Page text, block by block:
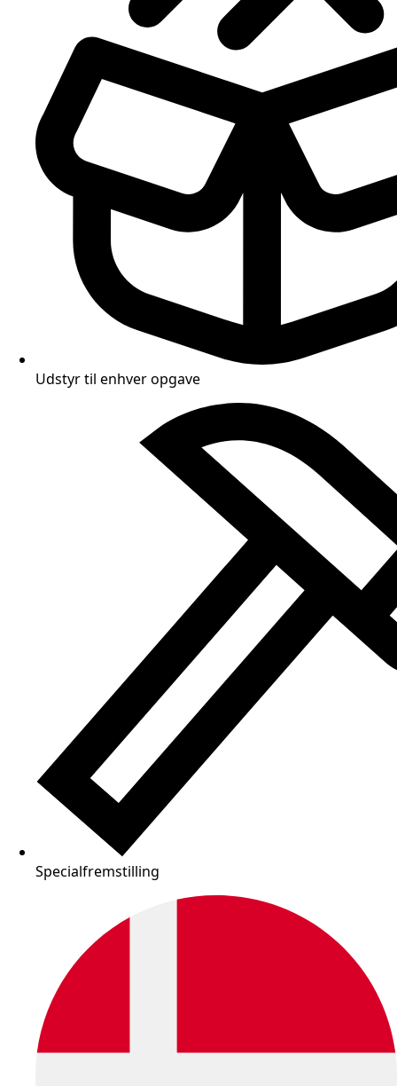
Udstyr til enhver opgave
Specialfremstilling